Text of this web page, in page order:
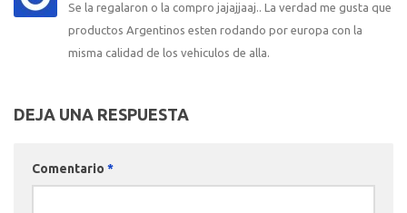
Se la regalaron o la compro jajajjaaj.. La verdad me gusta que
productos Argentinos esten rodando por europa con la
misma calidad de los vehiculos de alla.
DEJA UNA RESPUESTA
Comentario *